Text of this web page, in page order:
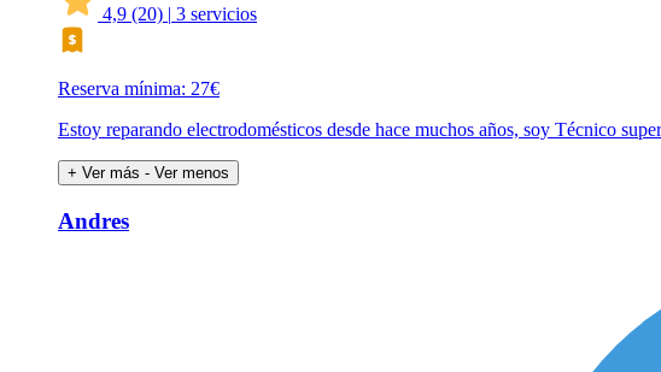
4,9 (20) | 3 servicios
Reserva mínima: 27€
Estoy reparando electrodomésticos desde hace muchos años, soy Técnico
+ Ver más - Ver menos
Andres